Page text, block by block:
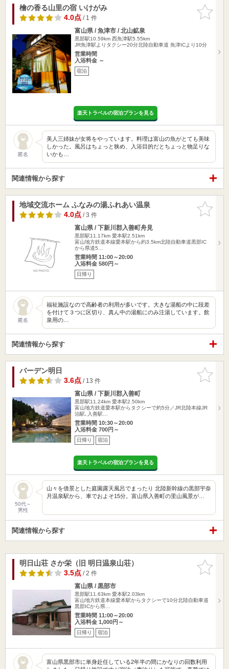
お気に入
りに追加
檜の香る山里の宿 いけがみ
4.0点/ 1 件
富山県 / 魚津市 / 北山鉱泉
黒部駅10.59km 西魚津駅5.55km
JR魚津駅よりタクシー20分北陸自動車道 魚津ICより10分
営業時間
入浴料金 ～
宿泊
楽天トラベルの宿泊プランを見る
匿名
美人三姉妹が女将をやっています。料理は富山の魚がとても美味
しかった。風呂はちょっと狭め、入浴目的だとちょっと物足りな
いかも…
関連情報から探す
お気に入
りに追加
地域交流ホーム ふなみの湯ふれあい温泉
4.0点/ 3 件
富山県 / 下新川郡入善町舟見
黒部駅11.17km 愛本駅2.51km
富山地方鉄道本線愛本駅から約3.5km北陸自動車道黒部IC
から県道5…
営業時間 11:00～20:00
入浴料金 580円～
日帰り
匿名
福祉施設なので高齢者の利用が多いです。大きな湯船の中に段差
を付けて３つに区切り、真ん中の湯船にのみ注湯しています。飲
泉用の…
関連情報から探す
お気に入
りに追加
バーデン明日
3.6点/ 13 件
富山県 / 下新川郡入善町
黒部駅11.24km 愛本駅2.50km
富山地方鉄道愛本駅からタクシーで約5分／JR北陸本線JR
泊駅､入善駅…
営業時間 10:30～20:00
入浴料金 700円～
日帰り 宿泊
楽天トラベルの宿泊プランを見る
50代～
男性
山々を借景とした庭園露天風呂でまったり 北陸新幹線の黒部宇奈
月温泉駅から、車でおよそ15分。富山県入善町の里山風景が…
関連情報から探す
お気に入
りに追加
明日山荘 さか栄（旧 明日温泉山荘）
3.5点/ 2 件
富山県 / 黒部市
黒部駅11.63km 愛本駅2.03km
富山地方鉄道本線愛本駅からタクシーで10分北陸自動車道
黒部ICから県…
営業時間 11:00～20:00
入浴料金 1,000円～
日帰り 宿泊
富山県黒部市に単身赴任している2年半の間にかなりの回数利用